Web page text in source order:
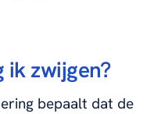
zwijgen?
bepaalt dat de